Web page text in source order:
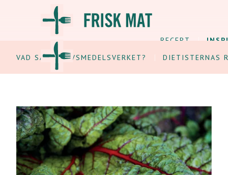
RECEPT
VAD SÄGER LIVSMEDELSVERKET?
DIETISTERNAS